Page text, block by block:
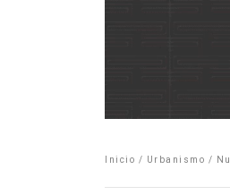
Inicio / Urbanismo /